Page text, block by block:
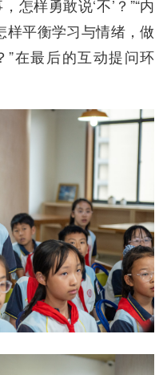
怎样勇敢说‘不’？”“内
样平衡学习与情绪，做
在最后的互动提问环